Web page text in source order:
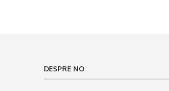
DESPRE NO